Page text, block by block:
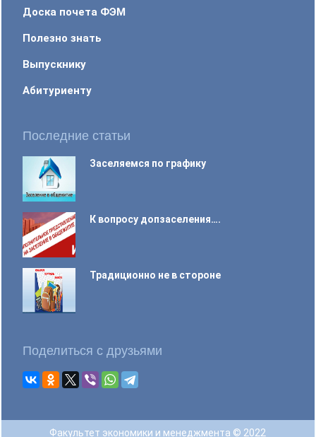
Доска почета ФЭМ
Полезно знать
Выпускнику
Абитуриенту
Последние статьи
Заселяемся по графику
К вопросу допзаселения….
Традиционно не в стороне
Поделиться с друзьями
Факультет экономики и менеджмента © 2022